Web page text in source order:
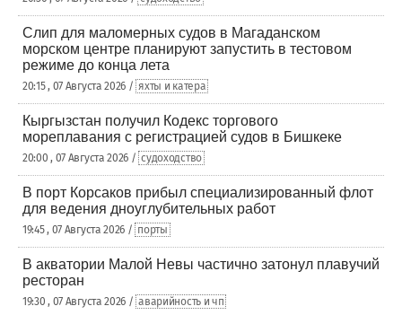
Слип для маломерных судов в Магаданском
морском центре планируют запустить в тестовом
режиме до конца лета
20:15 , 07 Августа 2026 / яхты и катера
Кыргызстан получил Кодекс торгового
мореплавания с регистрацией судов в Бишкеке
20:00 , 07 Августа 2026 / судоходство
В порт Корсаков прибыл специализированный флот
для ведения дноуглубительных работ
19:45 , 07 Августа 2026 / порты
В акватории Малой Невы частично затонул плавучий
ресторан
19:30 , 07 Августа 2026 / аварийность и чп